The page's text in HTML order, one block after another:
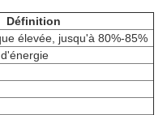
Définition
élevée, jusqu'à 80%-85%